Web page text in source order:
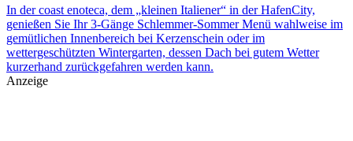
In der coast enoteca, dem „kleinen Italiener“ in der HafenCity,
genießen Sie Ihr 3-Gänge Schlemmer-Sommer Menü wahlweise im
gemütlichen Innenbereich bei Kerzenschein oder im
wettergeschützten Wintergarten, dessen Dach bei gutem Wetter
kurzerhand zurückgefahren werden kann.
Anzeige